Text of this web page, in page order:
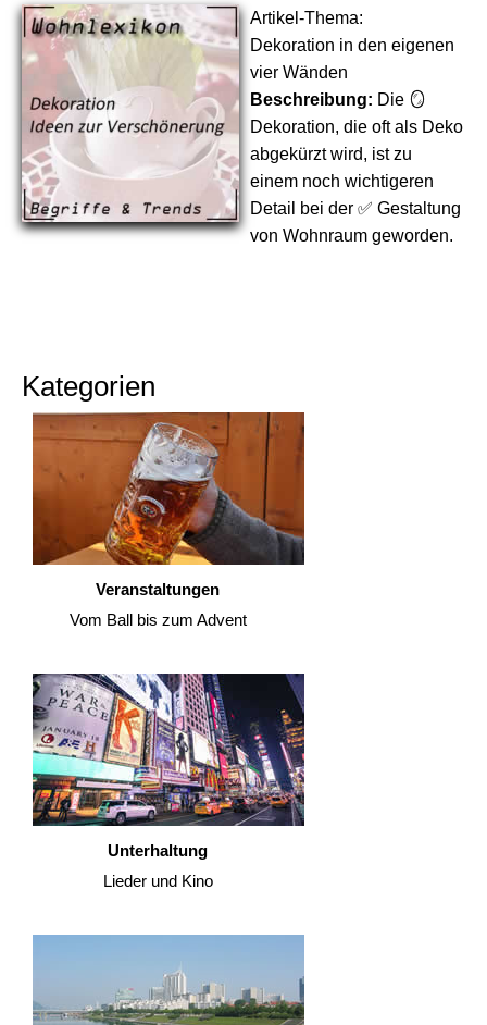
Artikel-Thema:
Dekoration in den eigenen
vier Wänden
Beschreibung: Die 🪞
Dekoration, die oft als Deko
abgekürzt wird, ist zu
einem noch wichtigeren
Detail bei der ✅ Gestaltung
von Wohnraum geworden.
Kategorien
Veranstaltungen
Vom Ball bis zum Advent
Unterhaltung
Lieder und Kino